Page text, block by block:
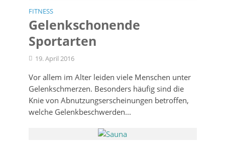
FITNESS
Gelenk­schonende
Sportarten
19. April 2016
Vor allem im Alter leiden viele Menschen unter
Gelenkschmerzen. Besonders häufig sind die
Knie von Abnutzungserscheinungen betroffen,
welche Gelenkbeschwerden...